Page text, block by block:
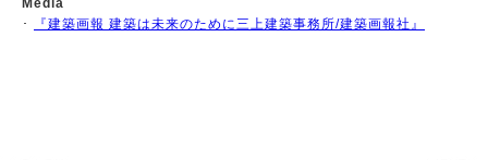
Media
･
『建築画報 建築は未来のために三上建築事務所/建築画報社』